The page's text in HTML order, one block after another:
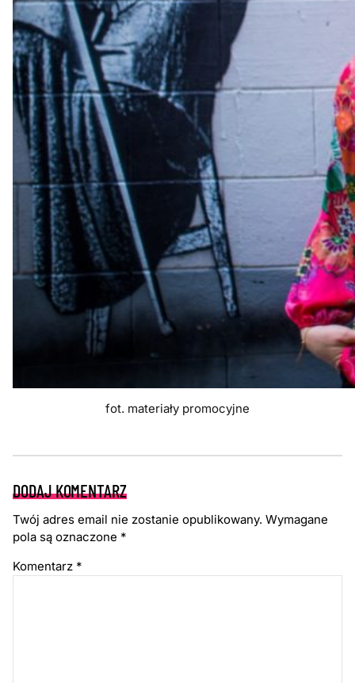
fot. materiały promocyjne
DODAJ KOMENTARZ
Twój adres email nie zostanie opublikowany. Wymagane
pola są oznaczone *
Komentarz *